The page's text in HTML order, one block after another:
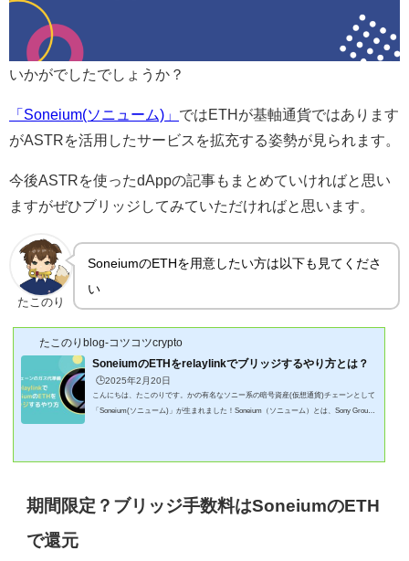
いかがでしたでしょうか？
「Soneium(ソニューム)」 ではETHが基軸通貨ではあります
がASTRを活用したサービスを拡充する姿勢が見られます。
今後ASTRを使ったdAppの記事もまとめていければと思い
ますがぜひブリッジしてみていただければと思います。
たこのり
SoneiumのETHを用意したい方は以下も見てくださ
い
たこのりblog-コツコツcrypto
SoneiumのETHをrelaylinkでブリッジするやり方とは？
🕒️2025年2月20日
こんにちは、たこのりです。かの有名なソニー系の暗号資産(仮想通貨)チェーンとして
「Soneium(ソニューム)」が生まれました！Soneium（ソニューム）とは、Sony Group
期間限定？ブリッジ手数料はSoneiumのETH
で還元